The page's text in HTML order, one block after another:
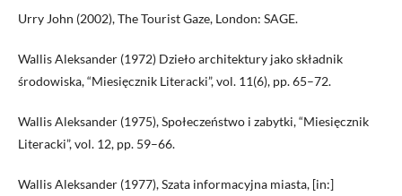
Urry John (2002), The Tourist Gaze, London: SAGE.
Wallis Aleksander (1972) Dzieło architektury jako składnik
środowiska, “Miesięcznik Literacki”, vol. 11(6), pp. 65–72.
Wallis Aleksander (1975), Społeczeństwo i zabytki, “Miesięcznik
Literacki”, vol. 12, pp. 59–66.
Wallis Aleksander (1977), Szata informacyjna miasta, [in:]